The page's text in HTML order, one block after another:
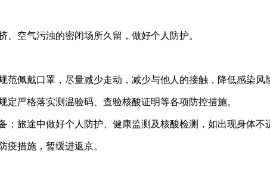
空气污浊的密闭场所久留，做好个人防护。
范佩戴口罩，尽量减少走动，减少与他人的接触，降低感染风
严格落实测温验码、查验核酸证明等各项防控措施。
；旅途中做好个人防护、健康监测及核酸检测，如出现身体不
疫措施，暂缓进返京。